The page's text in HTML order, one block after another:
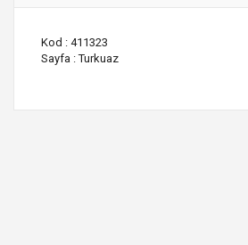
Kod : 411323
Sayfa : Turkuaz